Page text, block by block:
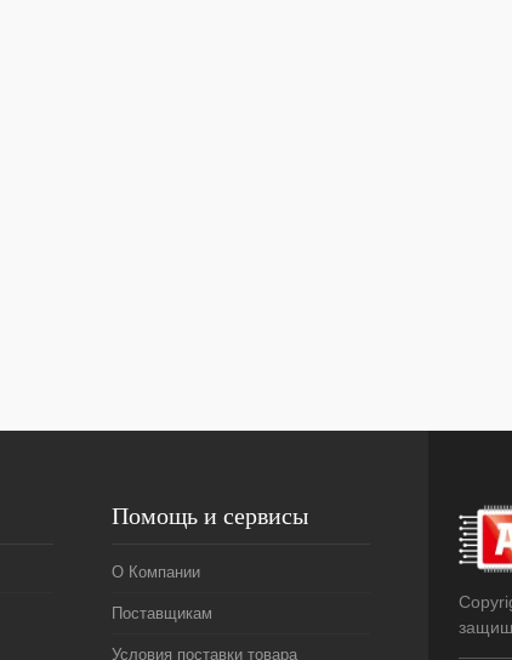
Помощь и сервисы
О Компании
Поставщикам
Условия поставки товара